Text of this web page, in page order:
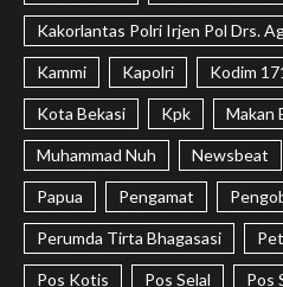
Kakorlantas Polri Irjen Pol Drs.
Kammi Kapolri Kodim
Kota Bekasi Kpk Makan
Muhammad Nuh Newsbeat
Papua Pengamat
Perumda Tirta Bhagasasi
Pos Kotis Pos Selal Pos